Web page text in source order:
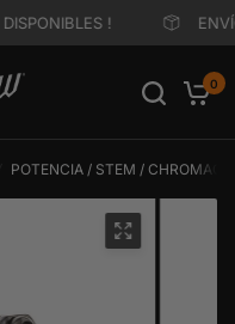
!
0
POTENCIA / STEM / CHROMAG